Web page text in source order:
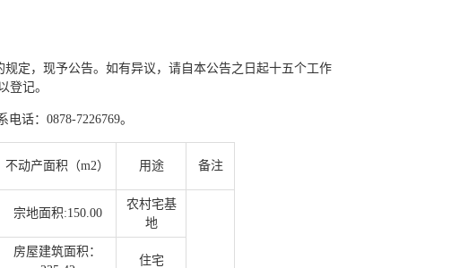
定，现予公告。如有异议，请自本公告之日起十五个工作
登记。
话：0878-7226769。
不动产面积（m2） 用途 备注
宗地面积:150.00
农村宅基
地
房屋建筑面积：
住宅